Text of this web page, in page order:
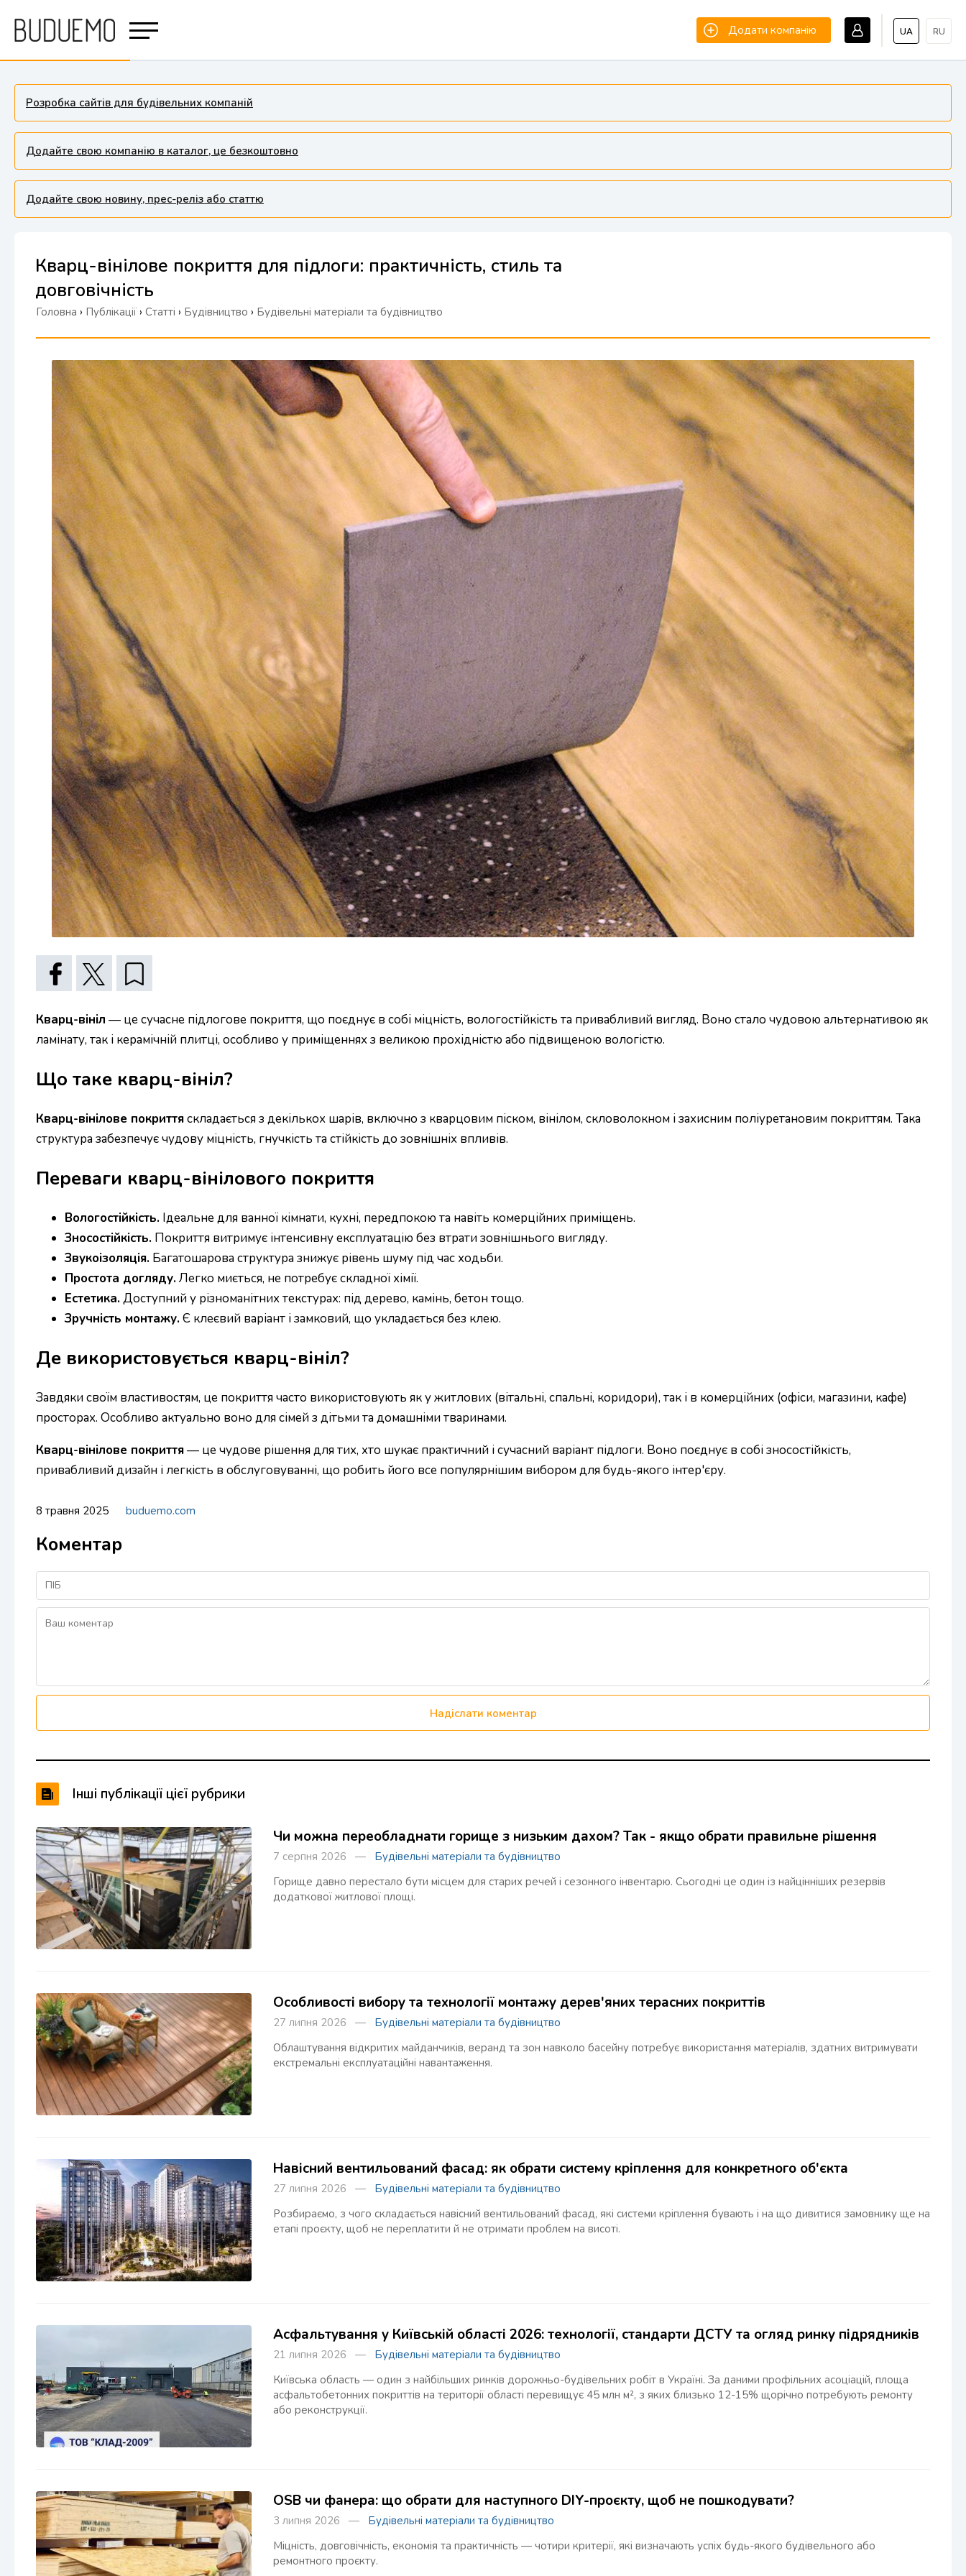
UA RU
Додати компанію
Розробка сайтів для будівельних компаній
Додайте свою компанію в каталог, це безкоштовно
Додайте свою новину, прес-реліз або статтю
Кварц-вінілове покриття для підлоги: практичність, стиль та
довговічність
Головна › Публікації › Статті › Будівництво › Будівельні матеріали та будівництво
Кварц-вініл — це сучасне підлогове покриття, що поєднує в собі міцність, вологостійкість та привабливий вигляд. Воно стало чудовою альтернативою як
ламінату, так і керамічній плитці, особливо у приміщеннях з великою прохідністю або підвищеною вологістю.
Що таке кварц-вініл?
Кварц-вінілове покриттяскладається з декількох шарів, включно з кварцовим піском, вінілом, скловолокном і захисним поліуретановим покриттям. Така
структура забезпечує чудову міцність, гнучкість та стійкість до зовнішніх впливів.
Переваги кварц-вінілового покриття
Вологостійкість. Ідеальне для ванної кімнати, кухні, передпокою та навіть комерційних приміщень.
Зносостійкість. Покриття витримує інтенсивну експлуатацію без втрати зовнішнього вигляду.
Звукоізоляція. Багатошарова структура знижує рівень шуму під час ходьби.
Простота догляду.Легко миється, не потребує складної хімії.
Естетика.Доступний у різноманітних текстурах: під дерево, камінь, бетон тощо.
Зручність монтажу.Є клеєвий варіант і замковий, що укладається без клею.
Де використовується кварц-вініл?
Завдяки своїм властивостям, це покриття часто використовують як у житлових (вітальні, спальні, коридори), так і в комерційних (офіси, магазини, кафе)
просторах. Особливо актуально воно для сімей з дітьми та домашніми тваринами.
Кварц-вінілове покриття— це чудове рішення для тих, хто шукає практичний і сучасний варіант підлоги. Воно поєднує в собі зносостійкість,
привабливий дизайн і легкість в обслуговуванні, що робить його все популярнішим вибором для будь-якого інтер'єру.
8 травня 2025 buduemo.com
Коментар
Надіслати коментар
Інші публікації цієї рубрики
Чи можна переобладнати горище з низьким дахом? Так - якщо обрати правильне рішення
7 серпня 2026 — Будівельні матеріали та будівництво
Горище давно перестало бути місцем для старих речей і сезонного інвентарю. Сьогодні це один із найцінніших резервів
додаткової житлової площі.
Особливості вибору та технології монтажу дерев'яних терасних покриттів
27 липня 2026 — Будівельні матеріали та будівництво
Облаштування відкритих майданчиків, веранд та зон навколо басейну потребує використання матеріалів, здатних витримувати
екстремальні експлуатаційні навантаження.
Навісний вентильований фасад: як обрати систему кріплення для конкретного об'єкта
27 липня 2026 — Будівельні матеріали та будівництво
Розбираємо, з чого складається навісний вентильований фасад, які системи кріплення бувають і на що дивитися замовнику ще на
етапі проєкту, щоб не переплатити й не отримати проблем на висоті.
Асфальтування у Київській області 2026: технології, стандарти ДСТУ та огляд ринку підрядників
21 липня 2026 — Будівельні матеріали та будівництво
Київська область — один з найбільших ринків дорожньо-будівельних робіт в Україні. За даними профільних асоціацій, площа
асфальтобетонних покриттів на території області перевищує 45 млн м², з яких близько 12-15% щорічно потребують ремонту
або реконструкції.
OSB чи фанера: що обрати для наступного DIY-проєкту, щоб не пошкодувати?
3 липня 2026 — Будівельні матеріали та будівництво
Міцність, довговічність, економія та практичність — чотири критерії, які визначають успіх будь-якого будівельного або
ремонтного проєкту.